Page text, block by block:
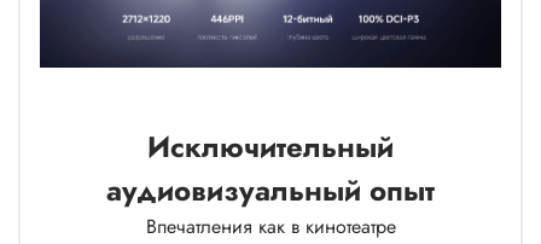
Исключительный
аудиовизуальный опыт
Впечатления как в кинотеатре